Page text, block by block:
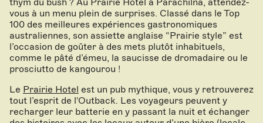
vous à un menu plein de surprises. Classé dans le Top
100 des meilleures expériences gastronomiques
australiennes, son assiette anglaise “Prairie style” est
l’occasion de goûter à des mets plutôt inhabituels,
comme le pâté d’émeu, la saucisse de dromadaire ou le
prosciutto de kangourou !
Le Prairie Hotel est un pub mythique, vous y retrouverez
tout l’esprit de l'Outback. Les voyageurs peuvent y
recharger leur batterie en y passant la nuit et échanger